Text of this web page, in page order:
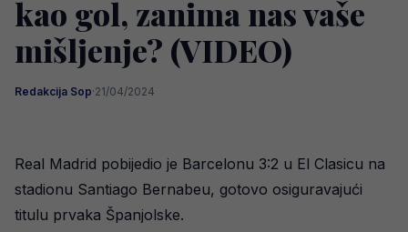
kao gol, zanima nas vaše
mišljenje? (VIDEO)
Redakcija Sop·21/04/2024
Real Madrid pobijedio je Barcelonu 3:2 u El Clasicu na
stadionu Santiago Bernabeu, gotovo osiguravajući
titulu prvaka Španjolske.